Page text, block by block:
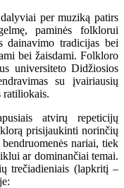
per muziką patirs
paminės folklorui
dainavimo tradicijas bei
bei žaisdami. Folkloro
universiteto Didžiosios
su įvairiausių
ratiliokais.
atvirų repeticijų
prisijaukinti norinčių
nariai, tiek
ar dominančiai temai.
trečiadieniais (lapkritį –